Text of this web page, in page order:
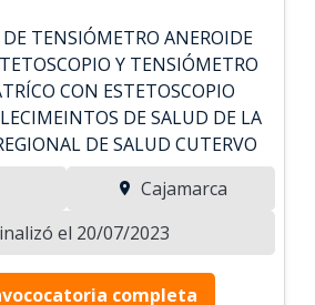
TENSIÓMETRO ANEROIDE
Y TENSIÓMETRO
CON ESTETOSCOPIO
DE SALUD DE LA
DE SALUD CUTERVO
Cajamarca
el 20/07/2023
completa